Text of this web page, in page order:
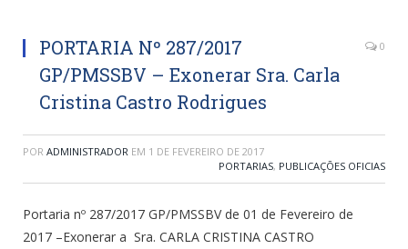
PORTARIA Nº 287/2017
GP/PMSSBV – Exonerar Sra. Carla
Cristina Castro Rodrigues
0
POR ADMINISTRADOR EM 1 DE FEVEREIRO DE 2017
PORTARIAS, PUBLICAÇÕES OFICIAS
Portaria nº 287/2017 GP/PMSSBV de 01 de Fevereiro de
2017 –Exonerar a Sra. CARLA CRISTINA CASTRO